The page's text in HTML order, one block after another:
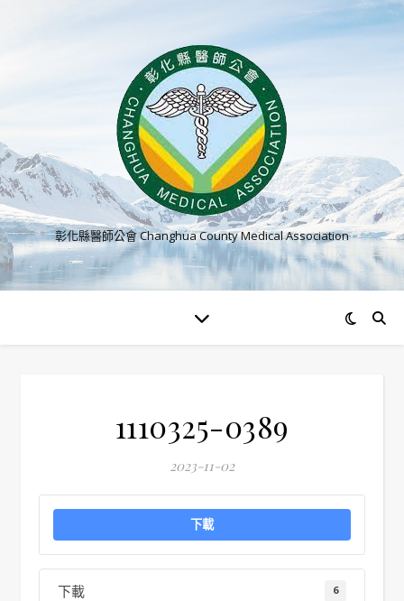
彰化縣醫師公會 Changhua County Medical Association
1110325-0389
2023-11-02
下載
下載 6